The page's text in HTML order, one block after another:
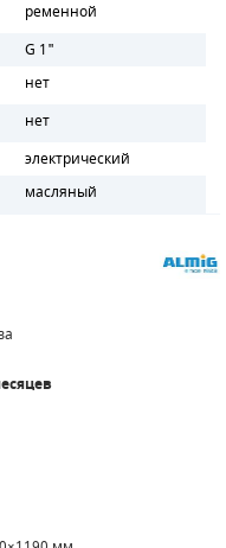
ременной
G 1"
нет
нет
электрический
масляный